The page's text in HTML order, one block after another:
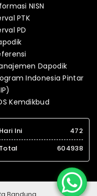
NISN
PTK
PD
Dapodik
Indonesia Pintar
Kemdikbud
Hari Ini
472
Total
604938